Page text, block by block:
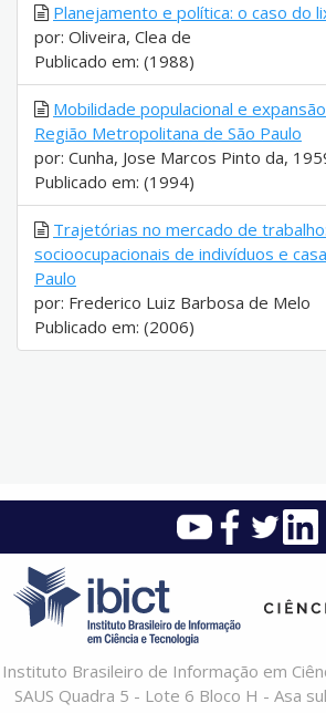
Planejamento e política: o caso do
por: Oliveira, Clea de
Publicado em: (1988)
Mobilidade populacional e
Região Metropolitana de São Paulo
por: Cunha, Jose Marcos Pinto da,
Publicado em: (1994)
Trajetórias no mercado de
socioocupacionais de indivíduos e
Paulo
por: Frederico Luiz Barbosa de Melo
Publicado em: (2006)
Instituto Brasileiro de Informação em
SAUS Quadra 5 - Lote 6 Bloco H - Asa